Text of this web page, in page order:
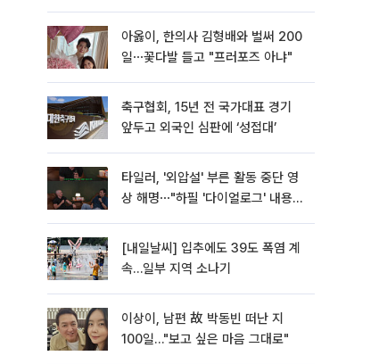
아옳이, 한의사 김형배와 벌써 200
일⋯꽃다발 들고 "프러포즈 아냐"
축구협회, 15년 전 국가대표 경기
앞두고 외국인 심판에 ‘성접대’
타일러, '외압설' 부른 활동 중단 영
상 해명⋯"하필 '다이얼로그' 내용이
[내일날씨] 입추에도 39도 폭염 계
속…일부 지역 소나기
이상이, 남편 故 박동빈 떠난 지
100일…"보고 싶은 마음 그대로"